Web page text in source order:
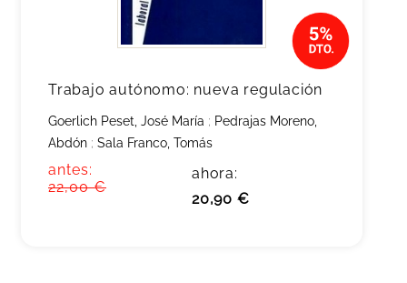
Trabajo autónomo: nueva regulación
Goerlich Peset, José María ; Pedrajas Moreno,
Abdón ; Sala Franco, Tomás
antes:
22,00 €
ahora:
20,90 €